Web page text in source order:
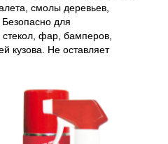
смолы деревьев,
для
стекол, фар, бамперов,
кузова. Не оставляет